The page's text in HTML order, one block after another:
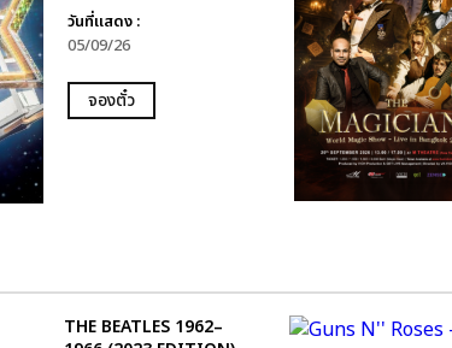
วันที่แสดง :
05/09/26
จองตั๋ว
THE BEATLES 1962–